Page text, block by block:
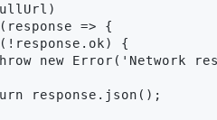
=> {
{
new Error('Network
response.json();